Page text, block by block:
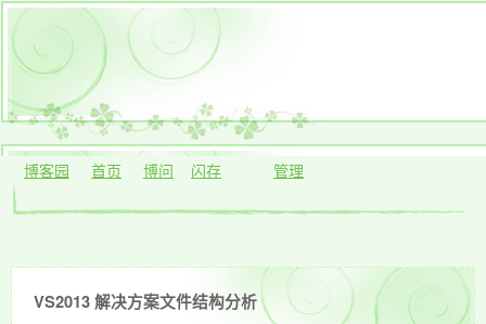
博客园 首页 博问 闪存 管理
VS2013 解决方案文件结构分析